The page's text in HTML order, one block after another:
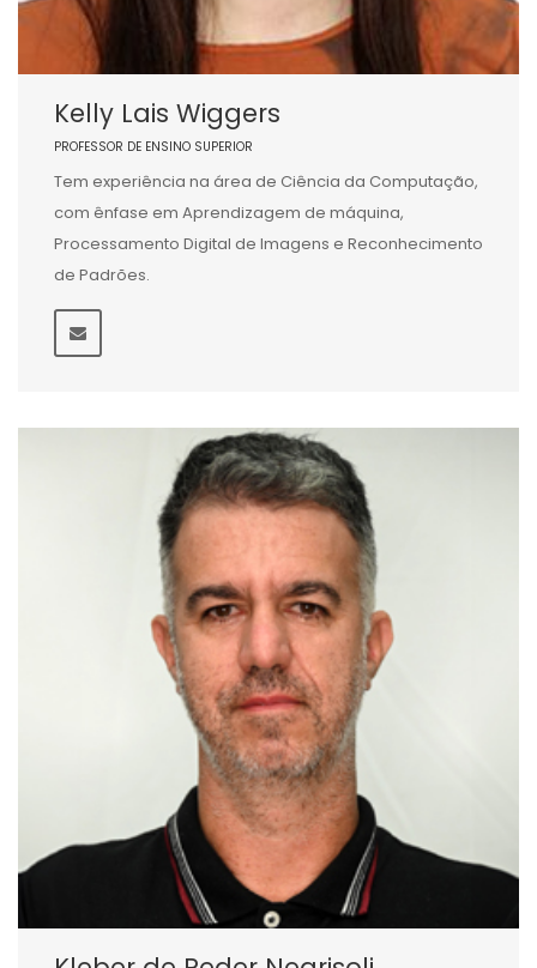
Kelly Lais Wiggers
PROFESSOR DE ENSINO SUPERIOR
Tem experiência na área de Ciência da Computação,
com ênfase em Aprendizagem de máquina,
Processamento Digital de Imagens e Reconhecimento
de Padrões.